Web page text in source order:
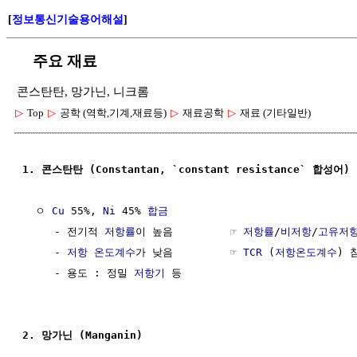
[정보통신기술용어해설]
주요 재료
콘스탄탄, 망가닌, 니크롬
▷ Top ▷ 공학 (역학,기계,재료등) ▷ 재료공학 ▷ 재료 (기타일반)
1. 콘스탄탄 (Constantan, `constant resistance` 합성어)
  ㅇ
Cu 55%, Ni 45% 합금
     - 전기적
저항률이 높음         ☞ 저항률 /비저항/ 고유저
     -
저항 온도계수가 낮음         ☞ TCR ( 저항온도계수 )
     - 용도 : 정밀
저항기 등
2. 망가닌 (Manganin)